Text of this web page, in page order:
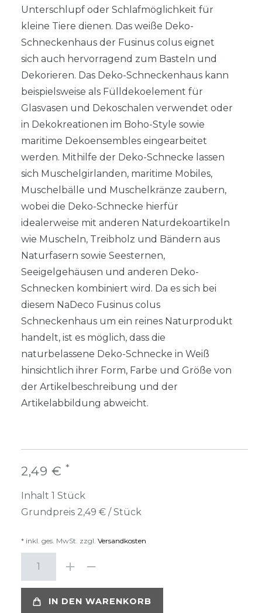
Unterschlupf oder Schlafmöglichkeit für
kleine Tiere dienen. Das weiße Deko-
Schneckenhaus der Fusinus colus eignet
sich auch hervorragend zum Basteln und
Dekorieren. Das Deko-Schneckenhaus kann
beispielsweise als Fülldekoelement für
Glasvasen und Dekoschalen verwendet oder
in Dekokreationen im Boho-Style sowie
maritime Dekoensembles eingearbeitet
werden. Mithilfe der Deko-Schnecke lassen
sich Muschelgirlanden, maritime Mobiles,
Muschelbälle und Muschelkränze zaubern,
wobei die Deko-Schnecke hierfür
idealerweise mit anderen Naturdekoartikeln
wie Muscheln, Treibholz und Bändern aus
Naturfasern sowie Seesternen,
Seeigelgehäusen und anderen Deko-
Schnecken kombiniert wird. Da es sich bei
diesem NaDeco Fusinus colus
Schneckenhaus um ein reines Naturprodukt
handelt, ist es möglich, dass die
naturbelassene Deko-Schnecke in Weiß
hinsichtlich ihrer Form, Farbe und Größe von
der Artikelbeschreibung und der
Artikelabbildung abweicht.
2,49 € *
Inhalt 1 Stück
Grundpreis 2,49 € / Stück
* inkl. ges. MwSt. zzgl. Versandkosten
IN DEN WARENKORB